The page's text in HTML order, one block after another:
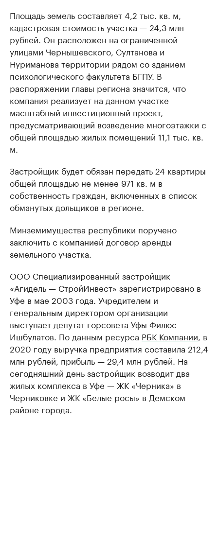
Площадь земель составляет 4,2 тыс. кв. м,
кадастровая стоимость участка — 24,3 млн
рублей. Он расположен на ограниченной
улицами Чернышевского, Султанова и
Нуриманова территории рядом со зданием
психологического факультета БГПУ. В
распоряжении главы региона значится, что
компания реализует на данном участке
масштабный инвестиционный проект,
предусматривающий возведение многоэтажки с
общей площадью жилых помещений 11,1 тыс. кв.
м.
Застройщик будет обязан передать 24 квартиры
общей площадью не менее 971 кв. м в
собственность граждан, включенных в список
обманутых дольщиков в регионе.
Минземимущества республики поручено
заключить с компанией договор аренды
земельного участка.
ООО Специализированный застройщик
«Агидель — СтройИнвест» зарегистрировано в
Уфе в мае 2003 года. Учредителем и
генеральным директором организации
выступает депутат горсовета Уфы Филюс
Ишбулатов. По данным ресурса РБК Компании, в
2020 году выручка предприятия составила 212,4
млн рублей, прибыль — 29,4 млн рублей. На
сегодняшний день застройщик возводит два
жилых комплекса в Уфе — ЖК «Черника» в
Черниковке и ЖК «Белые росы» в Демском
районе города.